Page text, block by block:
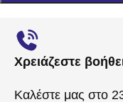
Χρειάζεστε
Καλέστε μας στο